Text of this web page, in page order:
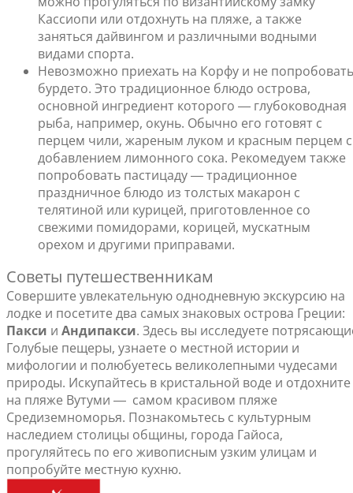
Кассиопи или отдохнуть на пляже, а также
заняться дайвингом и различными водными
видами спорта.
Невозможно приехать на Корфу и не попробовать
бурдето. Это традиционное блюдо острова,
основной ингредиент которого ― глубоководная
рыба, например, окунь. Обычно его готовят с
перцем чили, жареным луком и красным перцем с
добавлением лимонного сока. Рекомедуем также
попробовать пастицаду ― традиционное
праздничное блюдо из толстых макарон с
телятиной или курицей, приготовленное со
свежими помидорами, корицей, мускатным
орехом и другими приправами.
Советы путешественникам
Совершите увлекательную однодневную экскурсию на
лодке и посетите два самых знаковых острова Греции:
Пакси и Андипакси. Здесь вы исследуете
Голубые пещеры, узнаете о местной истории и
мифологии и полюбуетесь великолепными чудесами
природы. Искупайтесь в кристальной воде и отдохните
на пляже Вутуми ― самом красивом пляже
Средиземноморья. Познакомьтесь с культурным
наследием столицы общины, города Гайоса,
прогуляйтесь по его живописным узким улицам и
попробуйте местную кухню.